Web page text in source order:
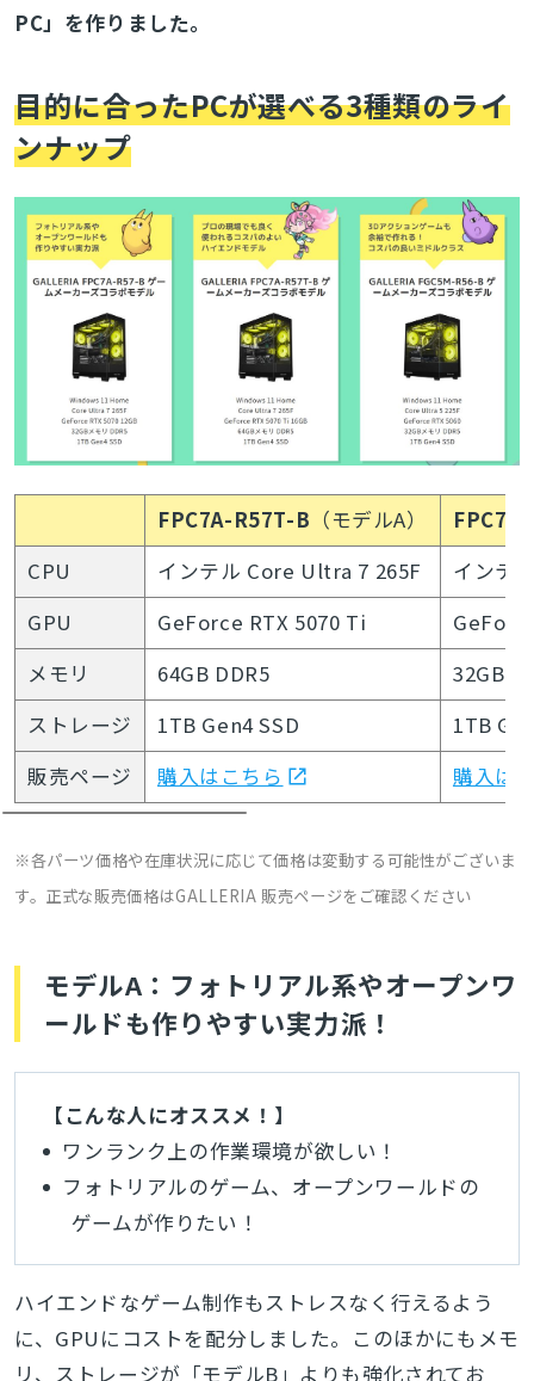
PC」を作りました。
目的に合ったPCが選べる3種類のライ
ンナップ
FPC7A-R57T-B （モデルA）
CPU
インテル Core Ultra 7 265F
インテ
GPU
GeForce RTX 5070 Ti
メモリ
64GB DDR5
32GB
ストレージ
1TB Gen4 SSD
1TB
販売ページ
購入はこちら 購入は
※各パーツ価格や在庫状況に応じて価格は変動する可能性がございま
す。正式な販売価格はGALLERIA 販売ページをご確認ください
モデルA：フォトリアル系やオープンワ
ールドも作りやすい実力派！
【こんな人にオススメ！】
ワンランク上の作業環境が欲しい！
フォトリアルのゲーム、オープンワールドの
ゲームが作りたい！
ハイエンドなゲーム制作もストレスなく行えるよう
に、GPUにコストを配分しました。このほかにもメモ
リ、ストレージが「モデルB」よりも強化されてお